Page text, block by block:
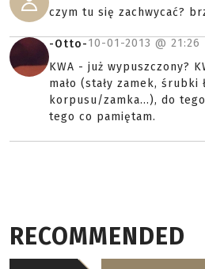
czym tu się zachwycać?
-Otto-10-01-2013 @ 21:26
KWA - już wypuszczony?
mało (stały zamek, śrubki
korpusu/zamka...), do
tego co pamiętam.
RECOMMENDED